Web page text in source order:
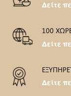
Δείτε
100
Δείτε
Δείτε